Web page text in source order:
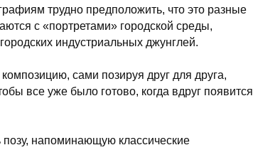
трудно предположить, что это разные
с «портретами» городской среды,
индустриальных джунглей.
сами позируя друг для друга,
все уже было готово, когда вдруг появится
напоминающую классические